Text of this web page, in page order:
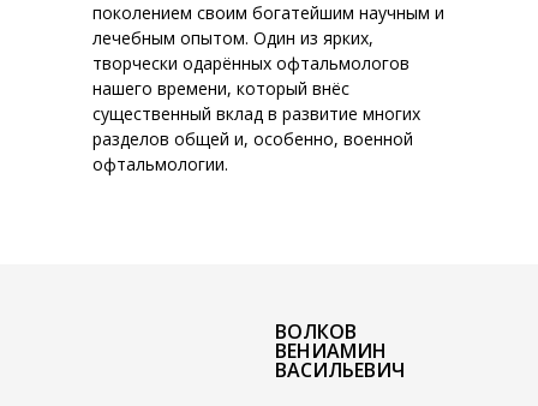
ВОЛКОВ
ВЕНИАМИН
ВАСИЛЬЕВИЧ
поколением своим богатейшим научным и
лечебным опытом. Один из ярких,
творчески одарённых офтальмологов
нашего времени, который внёс
существенный вклад в развитие многих
разделов общей и, особенно, военной
офтальмологии.